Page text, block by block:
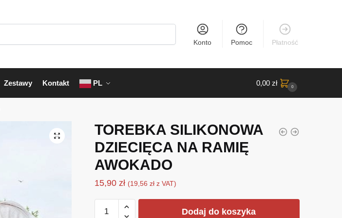
Konto Pomoc Płatność
Zestawy Kontakt PL 0,00 zł 0
TOREBKA SILIKONOWA
DZIECIĘCA NA RAMIĘ
AWOKADO
15,90 zł (19,56 złz VAT)
Dodaj do koszyka